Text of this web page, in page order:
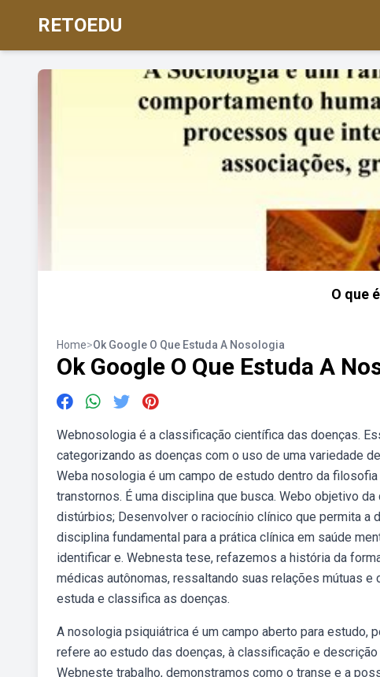
RETOEDU
O que
Home>Ok Google O Que Estuda A Nosologia
Ok Google O Que Estuda A
Webnosologia é a classificação científica das doenças.
categorizando as doenças com o uso de uma variedade
Weba nosologia é um campo de estudo dentro da
transtornos. É uma disciplina que busca. Webo objetivo
distúrbios; Desenvolver o raciocínio clínico que permita a
disciplina fundamental para a prática clínica em saúde
identificar e. Webnesta tese, refazemos a história da
médicas autônomas, ressaltando suas relações mútuas
estuda e classifica as doenças.
A nosologia psiquiátrica é um campo aberto para estudo,
refere ao estudo das doenças, à classificação e
Webneste trabalho, demonstramos como o transe e a